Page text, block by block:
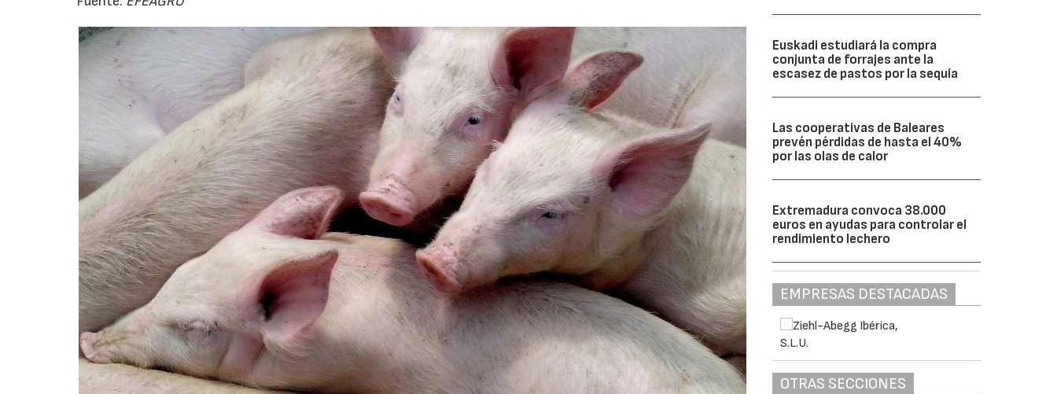
Euskadi estudiará la compra
conjunta de forrajes ante la
escasez de pastos por la sequía
Las cooperativas de Baleares
prevén pérdidas de hasta el 40%
por las olas de calor
Extremadura convoca 38.000
euros en ayudas para controlar el
rendimiento lechero
EMPRESAS DESTACADAS
OTRAS SECCIONES